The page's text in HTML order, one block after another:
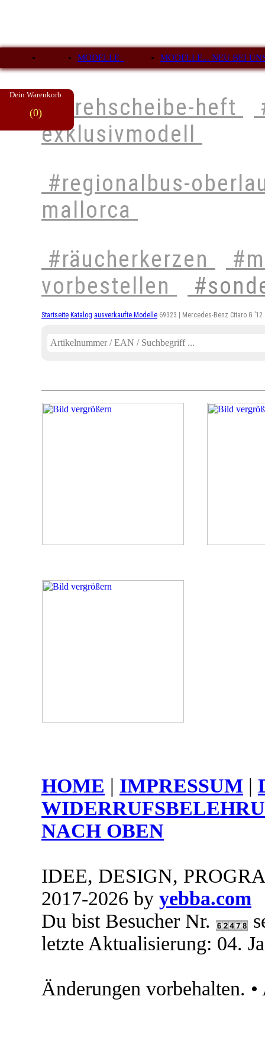
MODELLE MODELLE... NEU BEI
Dein Warenkorb
(0)#drehscheibe-heft
exklusivmodell
#regionalbus-
mallorca
#räucherkerzen
vorbestellen
Startseite Katalog ausverkaufte Modelle 69323 | Mercedes-Benz Citaro G
HOME | IMPRESSUM |
NACH OBEN
IDEE, DESIGN,
2017-2026 by yebba.com
Du bist Besucher Nr.
letzte Aktualisierung: 04.
Änderungen vorbehalten.